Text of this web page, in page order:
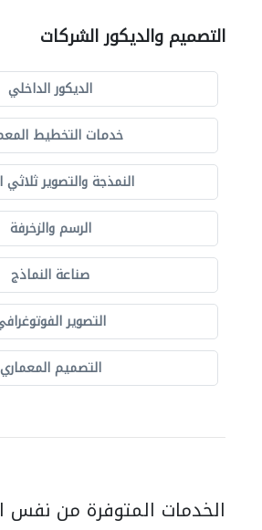
التصميم والديكور الشركات
الديكور الداخلي
خدمات التخطيط
النمذجة والتصوير ثلاثي
الرسم والزخرفة
صناعة النماذج
التصوير
التصميم المعماري
الخدمات المتوفرة من نفس